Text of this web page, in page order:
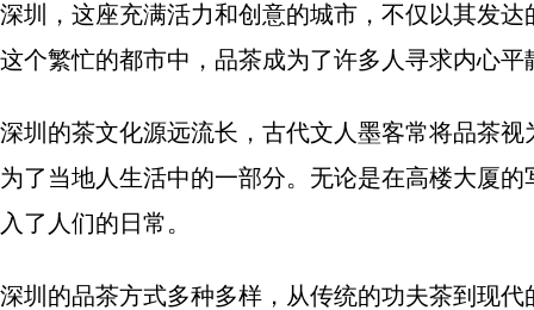
深圳，这座充满活力和创意的城市，不仅以其发
这个繁忙的都市中，品茶成为了许多人寻求内心平
深圳的茶文化源远流长，古代文人墨客常将品茶
为了当地人生活中的一部分。无论是在高楼大厦
入了人们的日常。
深圳的品茶方式多种多样，从传统的功夫茶到现